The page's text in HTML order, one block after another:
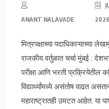
ANANT NALAVADE
2026
मित्रपक्षाच्या पदाधिकाऱ्याच्या
राजकीय वर्तुळात चर्चा मुंबई :
परीक्षा आणि भरती प्रक्रियेतील
विद्यार्थ्यांमध्ये असंतोष वाढत
महाराष्ट्रातही उमटत आहेत. या